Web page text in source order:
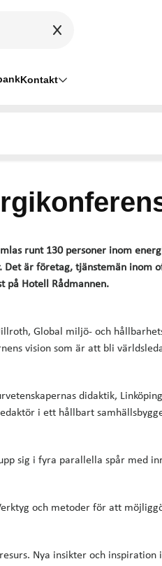
Kontakt
runt 130 personer inom
Det är företag, tjänstemän inom
på Hotell Rådmannen.
Global miljö- och
vision som är att bli
didaktik,
i ett hållbart
sig i fyra parallella spår med
och metoder för att
Nya insikter och